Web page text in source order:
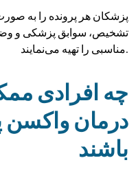
پزشکان هر پرونده را به
تشخیص، سوابق پزشکی و
مناسبی را تهیه می‌نمایند.
چه افرادی
درمان واکسن
باشند